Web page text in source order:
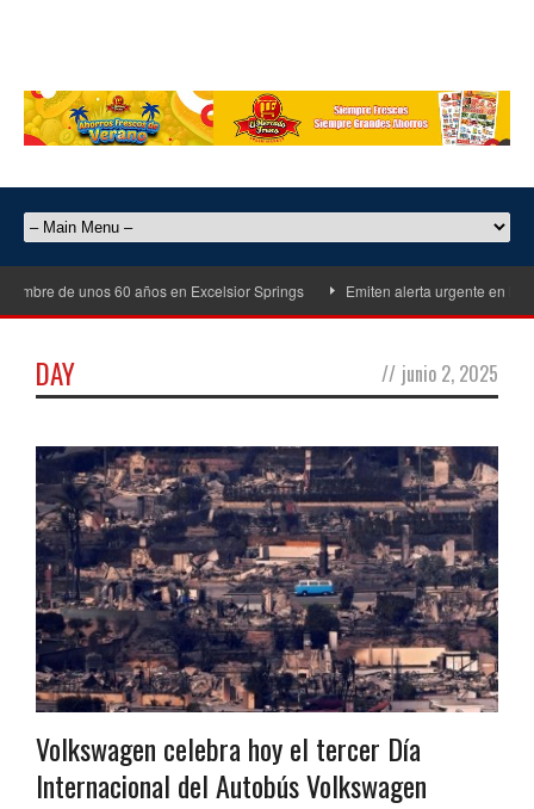
de unos 60 años en Excelsior Springs Emiten alerta urgente en
DAY // junio 2, 2025
Volkswagen celebra hoy el tercer Día
Internacional del Autobús Volkswagen